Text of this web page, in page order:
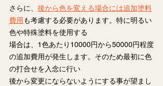
さらに、 後から色を変える場合には追加塗料
費用 も考慮する必要があります。特に明るい
色や特殊塗料を使用する
場合は、1色あたり10000円から50000円程度
の追加費用が発生します。そのため最初に色
の打合せを入念に行い
後から変更にならないようにする事が望まし